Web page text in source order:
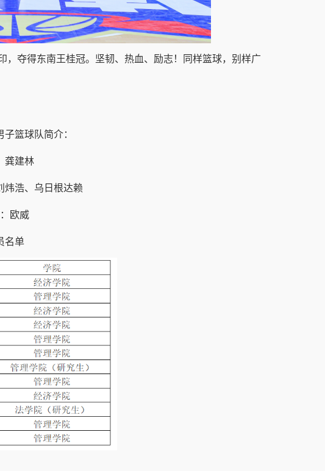
夺得东南王桂冠。坚韧、热血、励志！同样篮球，别样广
篮球队简介：
龚建林
炜浩、乌日根达赖
欧威
名单